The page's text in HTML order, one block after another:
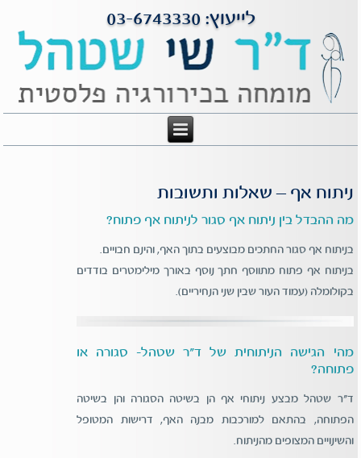
לייעוץ: 03-6743330
ניתוח אף – שאלות ותשובות
מה ההבדל בין ניתוח אף סגור לניתוח אף פתוח?
בניתוח אף סגור החתכים מבוצעים בתוך האף, והינם חבויים.
בניתוח אף פתוח מתווסף חתך נוסף באורך מילימטרים בודדים
בקולומלה (עמוד העור שבין שני הנחיריים).
מהי הגישה הניתוחית של ד"ר שטהל- סגורה או
פתוחה?
ד"ר שטהל מבצע ניתוחי אף הן בשיטה הסגורה והן בשיטה
הפתוחה, בהתאם למורכבות מבנה האף, דרישות המטופל
והשינויים המצופים מהניתוח.